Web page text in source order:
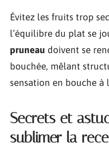
Évitez les fruits trop
l’équilibre du plat se
pruneau doivent se
bouchée, mêlant
sensation en bouche
Secrets et
sublimer la